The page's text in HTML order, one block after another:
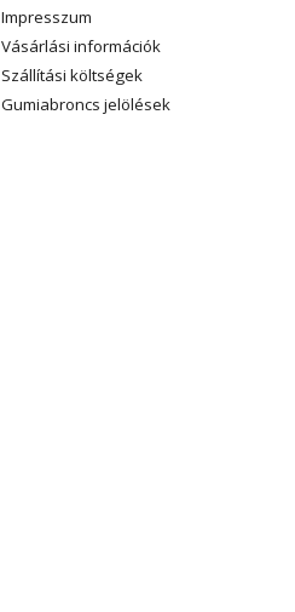
Impresszum
Vásárlási információk
Szállítási költségek
Gumiabroncs jelölések